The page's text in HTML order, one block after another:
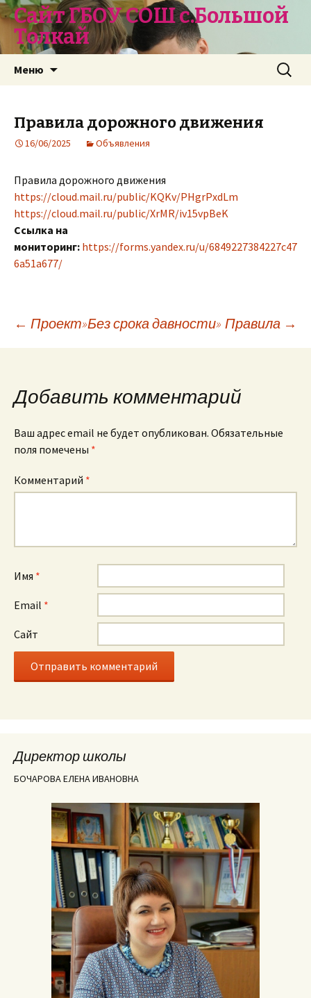
Сайт ГБОУ СОШ с.Большой
Толкай
Меню Найти:
Правила дорожного движения
16/06/2025 Объявления
Правила дорожного движения
https://cloud.mail.ru/public/KQKv/PHgrPxdLm
https://cloud.mail.ru/public/XrMR/iv15vpBeK
Ссылка на
мониторинг: https://forms.yandex.ru/u/6849227384227c47
6a51a677/
Навигация
записям
← Проект»Без срока давности» Правила →
Добавить комментарий
Ваш адрес email не будет опубликован. Обязательные
поля помечены *
Комментарий *
Имя *
Email *
Сайт
Директор школы
БОЧАРОВА ЕЛЕНА ИВАНОВНА